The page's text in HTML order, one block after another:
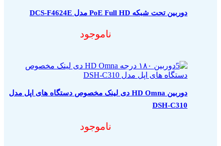
دوربین تحت شبکه PoE Full HD مدل DCS-F4624E
ناموجود
دوربین HD Omna دی لینک مخصوص دستگاه های اپل مدل
DSH-C310
ناموجود